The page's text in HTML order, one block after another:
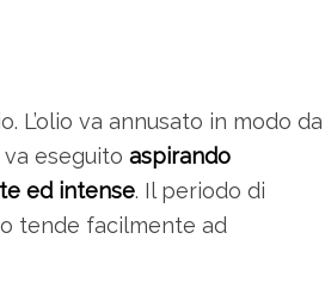
L’olio va annusato in modo da
eseguito aspirando
ed intense. Il periodo di
tende facilmente ad